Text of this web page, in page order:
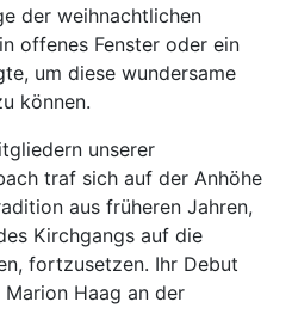
der weihnachtlichen
offenes Fenster oder ein
um diese wundersame
können.
unserer
traf sich auf der Anhöhe
aus früheren Jahren,
Kirchgangs auf die
fortzusetzen. Ihr Debut
Haag an der